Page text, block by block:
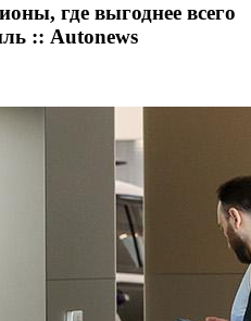
где выгоднее всего
:: Autonews